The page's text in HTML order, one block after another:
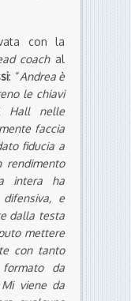
con la
coachal
: “Andrea è
le chiavi
Hall nelle
faccia
fiducia a
rendimento
intera ha
e
dalla testa
mettere
con tanto
da
viene da